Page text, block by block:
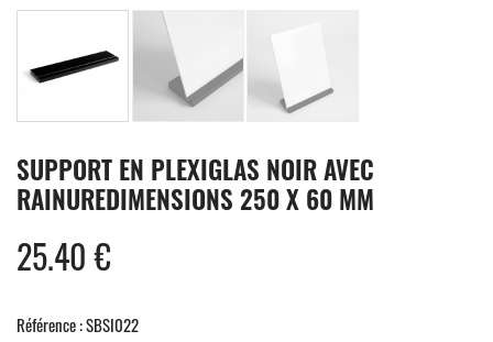
SUPPORT EN PLEXIGLAS NOIR AVEC
RAINUREDIMENSIONS 250 X 60 MM
25.40€
Référence : SBSI022